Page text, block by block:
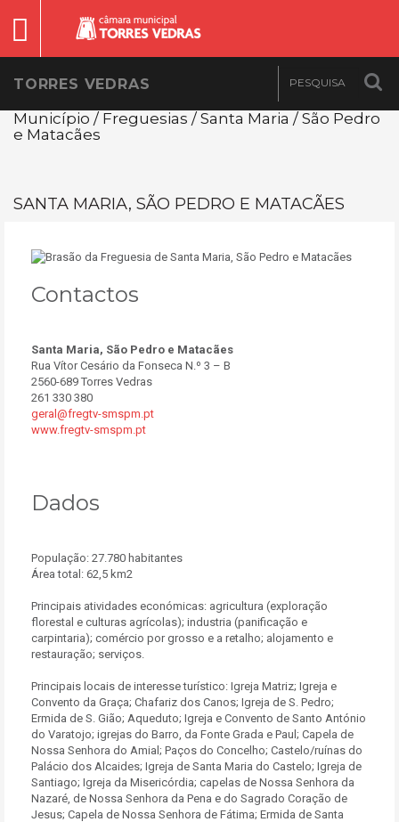
TORRES VEDRAS
Município / Freguesias / Santa Maria / São Pedro
e Matacães
SANTA MARIA, SÃO PEDRO E MATACÃES
Contactos
Santa Maria, São Pedro e Matacães
Rua Vítor Cesário da Fonseca N.º 3 – B
2560-689 Torres Vedras
261 330 380
geral@fregtv-smspm.pt
www.fregtv-smspm.pt
Dados
População: 27.780 habitantes
Área total: 62,5 km2
Principais atividades económicas: agricultura (exploração
florestal e culturas agrícolas); industria (panificação e
carpintaria); comércio por grosso e a retalho; alojamento e
restauração; serviços.
Principais locais de interesse turístico: Igreja Matriz; Igreja e
Convento da Graça; Chafariz dos Canos; Igreja de S. Pedro;
Ermida de S. Gião; Aqueduto; Igreja e Convento de Santo António
do Varatojo; igrejas do Barro, da Fonte Grada e Paul; Capela de
Nossa Senhora do Amial; Paços do Concelho; Castelo/ruínas do
Palácio dos Alcaides; Igreja de Santa Maria do Castelo; Igreja de
Santiago; Igreja da Misericórdia; capelas de Nossa Senhora da
Nazaré, de Nossa Senhora da Pena e do Sagrado Coração de
Jesus; Capela de Nossa Senhora de Fátima; Ermida de Santa